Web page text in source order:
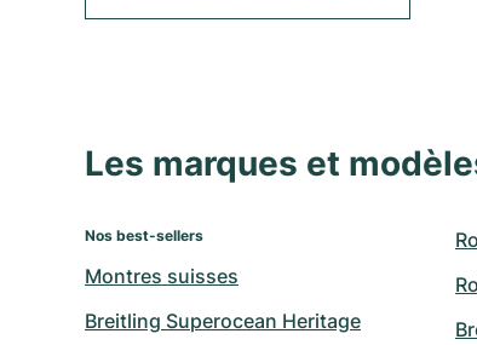
Les marques et
Nos best-sellers
Montres suisses
Breitling Superocean Heritage